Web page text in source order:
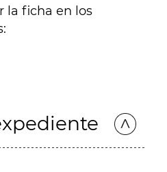
la ficha en los